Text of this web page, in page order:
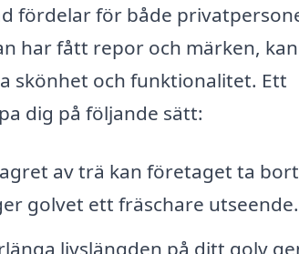
fördelar för både
har fått repor och märken, kan
skönhet och funktionalitet. Ett
dig på följande sätt:
av trä kan företaget ta bort
golvet ett fräschare utseende.